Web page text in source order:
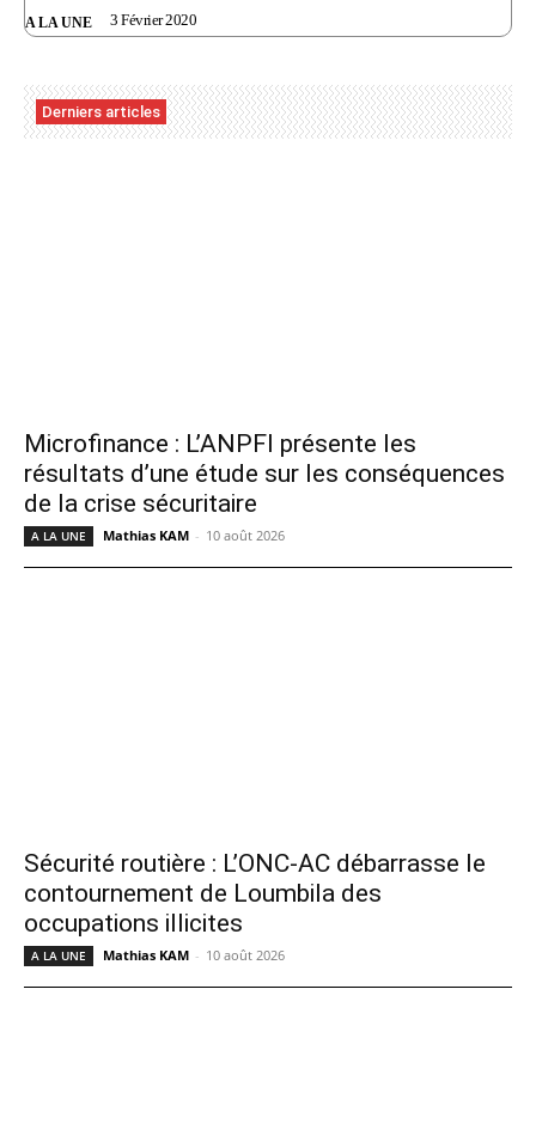
A LA UNE 3 Février 2020
Derniers articles
Microfinance : L’ANPFI présente les
résultats d’une étude sur les conséquences
de la crise sécuritaire
A LA UNE Mathias KAM - 10 août 2026
Sécurité routière : L’ONC-AC débarrasse le
contournement de Loumbila des
occupations illicites
A LA UNE Mathias KAM - 10 août 2026